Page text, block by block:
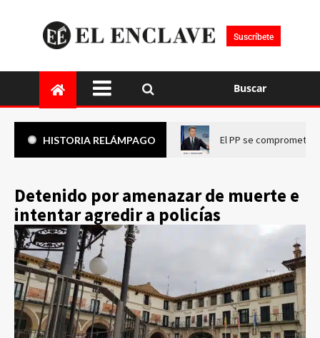
Suscríbete
Buscar
HISTORIA RELÁMPAGO El PP se compromete
Detenido por amenazar de muerte e
intentar agredir a policías